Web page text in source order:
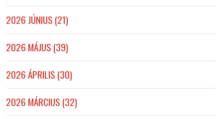
2026 JÚNIUS (21)
2026 MÁJUS (39)
2026 ÁPRILIS (30)
2026 MÁRCIUS (32)